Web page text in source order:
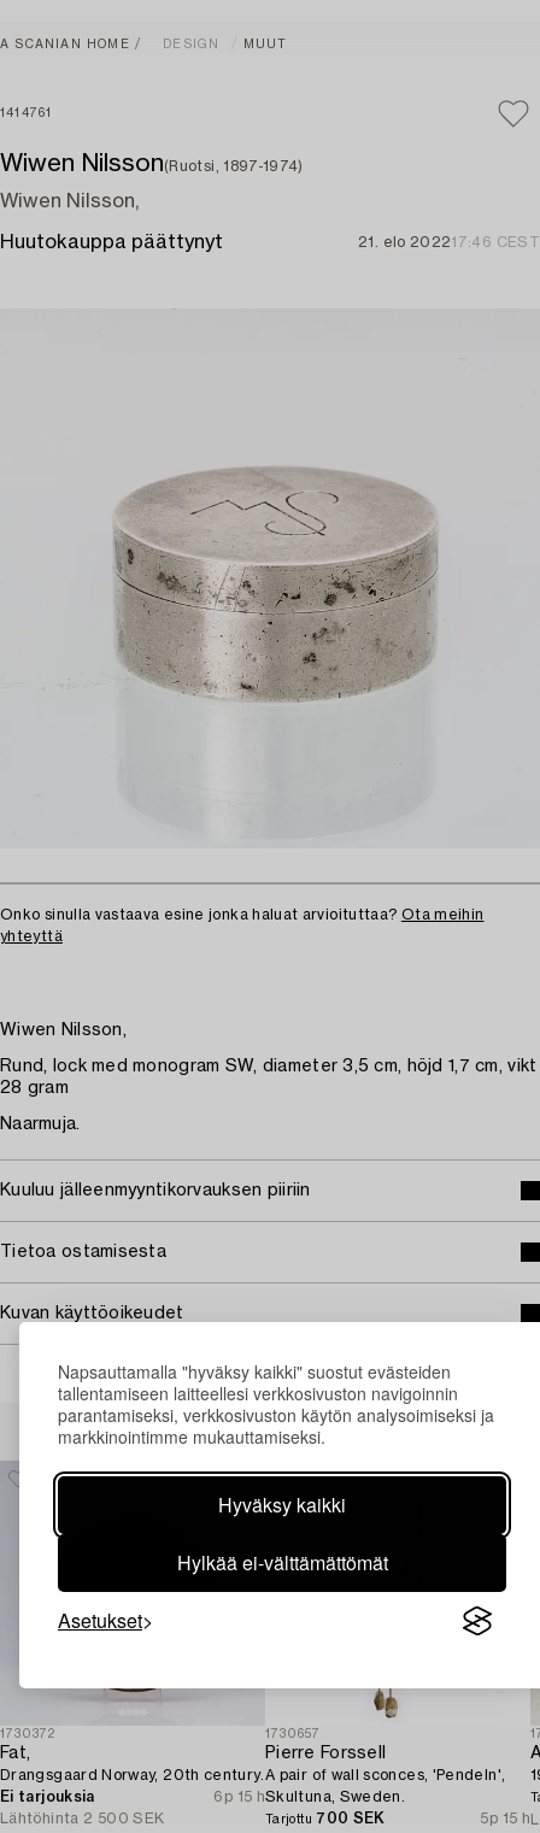
Napsauttamalla "hyväksy kaikki" suostut evästeiden
tallentamiseen laitteellesi verkkosivuston navigoinnin
parantamiseksi, verkkosivuston käytön analysoimiseksi ja
markkinointimme mukauttamiseksi.
Hyväksy kaikki
Hylkää ei-välttämättömät
Asetukset
A SCANIAN HOME DESIGN MUUT
1414761
Wiwen Nilsson(Ruotsi, 1897-1974)
Wiwen Nilsson,
Huutokauppa päättynyt 21. elo 202217:46 CEST
Onko sinulla vastaava esine jonka haluat arvioituttaa? Ota meihin
yhteyttä
Wiwen Nilsson,
Rund, lock med monogram SW, diameter 3,5 cm, höjd 1,7 cm, vikt
28 gram
Naarmuja.
Kuuluu jälleenmyyntikorvauksen piiriin
Tietoa ostamisesta
Kuvan käyttöoikeudet
Muiden katsomia kohteita
1730372
Fat,
Drangsgaard Norway, 20th century.
Ei tarjouksia
6p 15 h
Lähtöhinta 2 500 SEK
1730657
Pierre Forssell
A pair of wall sconces, 'Pendeln',
Skultuna, Sweden.
Tarjottu 700 SEK
5p 15 h